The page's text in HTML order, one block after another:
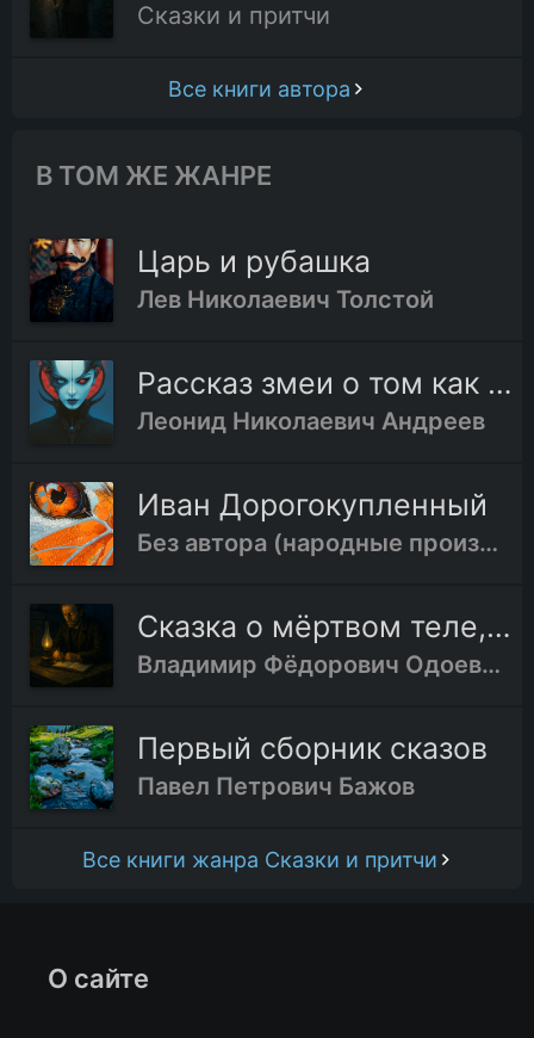
Сказки и притчи
Все книги автора
В ТОМ ЖЕ ЖАНРЕ
Царь и рубашка
Лев Николаевич Толстой
Рассказ змеи о том как у неё появились ядовитые зубы
Леонид Николаевич Андреев
Иван Дорогокупленный
Без автора (народные произведения)
Сказка о мёртвом теле, неизвестно кому принадлежащем
Владимир Фёдорович Одоевский
Первый сборник сказов
Павел Петрович Бажов
Все книги жанра Сказки и притчи
О сайте